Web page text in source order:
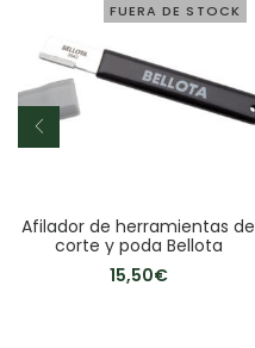
FUERA DE STOCK
Afilador de herramientas de
corte y poda Bellota
15,50€